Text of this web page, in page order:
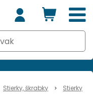
Stierky, škrabky
Stierky